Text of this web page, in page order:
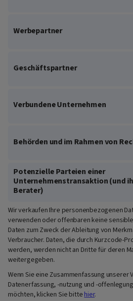
Werbepartner
Geschäftspartner
Verbundene Unternehmen
Behörden und im Rahmen von
Potenzielle Parteien einer
Unternehmenstransaktion (und
Berater)
Wir verkaufen Ihre personenbezogenen
verwenden oder offenbaren keine
Daten zum Zweck der Ableitung von
Verbraucher. Daten, die durch Kurzcode-
werden, werden nicht an Dritte für deren
weitergegeben.
Wenn Sie eine Zusammenfassung unserer
Datenerfassung, -nutzung und -
möchten, klicken Sie bittehier.